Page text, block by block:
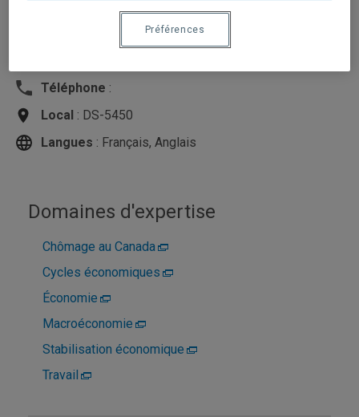
Département des sciences économiques
Téléphone :
Local : DS-5450
Langues : Français, Anglais
Domaines d'expertise
Chômage au Canada
Cycles économiques
Économie
Macroéconomie
Stabilisation économique
Travail
Préférences